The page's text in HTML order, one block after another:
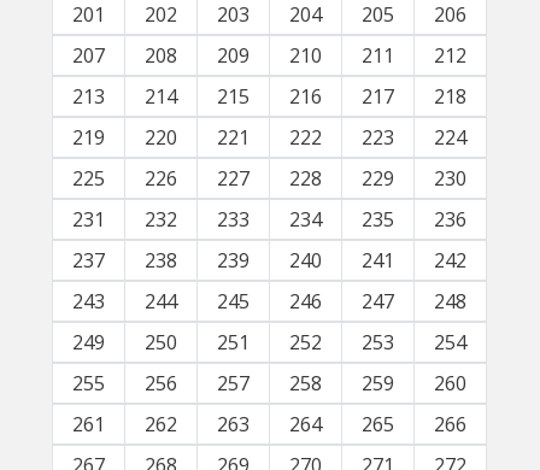
201
202 203 204 205
206
207
208 209 210 211
212
213
214 215 216 217
218
219
220 221 222 223
224
225
226 227 228 229
230
231
232 233 234 235
236
237
238 239 240 241
242
243
244 245 246 247
248
249
250 251 252 253
254
255
256 257 258 259
260
261
262 263 264 265
266